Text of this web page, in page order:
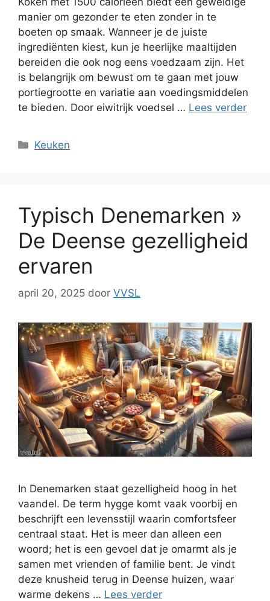
manier om gezonder te eten zonder in te
boeten op smaak. Wanneer je de juiste
ingrediënten kiest, kun je heerlijke maaltijden
bereiden die ook nog eens voedzaam zijn. Het
is belangrijk om bewust om te gaan met jouw
portiegrootte en variatie aan voedingsmiddelen
te bieden. Door eiwitrijk voedsel … Lees verder
Categorieën
Keuken
Typisch Denemarken »
De Deense gezelligheid
ervaren
april 20, 2025 door VVSL
In Denemarken staat gezelligheid hoog in het
vaandel. De term hygge komt vaak voorbij en
beschrijft een levensstijl waarin comfortsfeer
centraal staat. Het is meer dan alleen een
woord; het is een gevoel dat je omarmt als je
samen met vrienden of familie bent. Je vindt
deze knusheid terug in Deense huizen, waar
warme dekens … Lees verder